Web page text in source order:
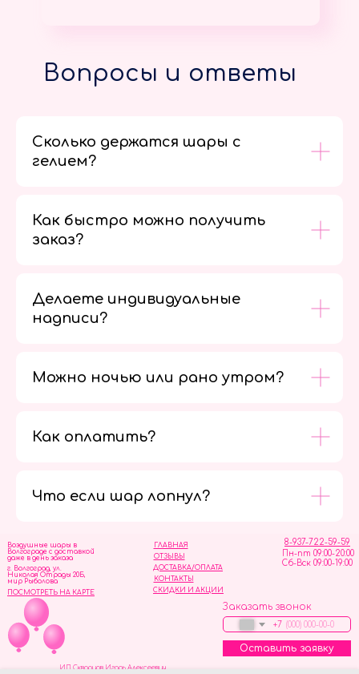
Вопросы и ответы
Сколько держатся шары с
гелием?
Как быстро можно получить
заказ?
Делаете индивидуальные
надписи?
Можно ночью или рано утром?
Как оплатить?
Что если шар лопнул?
ОТЗЫВЫ
ГЛАВНАЯ
ДОСТАВКА/ОПЛАТА
СКИДКИ И АКЦИИ
КОНТАКТЫ
8-937-722-59-59
Пн-пт 09:00-20:00
Сб-Вск 09:00-19:00
Воздушные шары в
Волгограде с доставкой
даже в день заказа
Заказать звонок
+7
Оставить заявку
г. Волгоград, ул.
Николая Отрады 20Б,
мир Рыболова
ПОСМОТРЕТЬ НА КАРТЕ
ИП Скворцов Игорь Алексеевич